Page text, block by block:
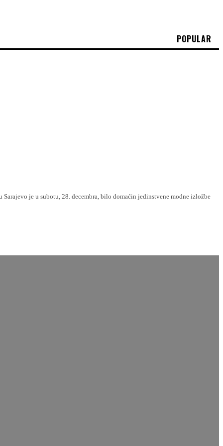
POPULAR